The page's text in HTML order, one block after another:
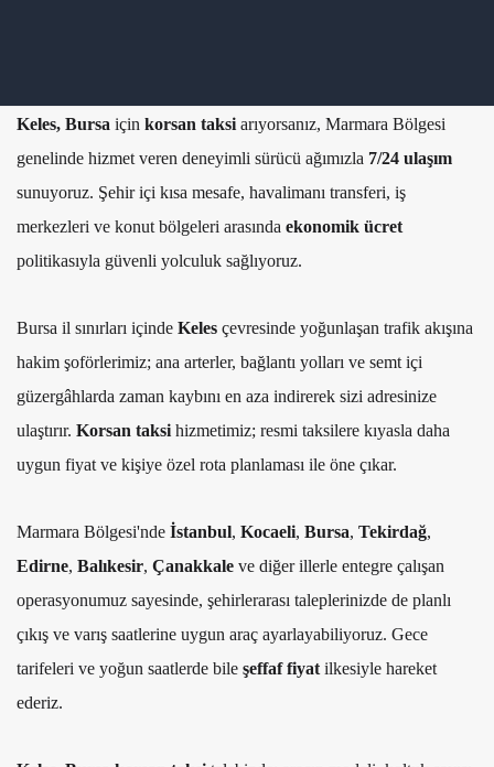
Keles, Bursa için korsan taksi arıyorsanız, Marmara Bölgesi
genelinde hizmet veren deneyimli sürücü ağımızla 7/24 ulaşım
sunuyoruz. Şehir içi kısa mesafe, havalimanı transferi, iş
merkezleri ve konut bölgeleri arasında ekonomik ücret
politikasıyla güvenli yolculuk sağlıyoruz.
Bursa il sınırları içinde Keles çevresinde yoğunlaşan trafik akışına
hakim şoförlerimiz; ana arterler, bağlantı yolları ve semt içi
güzergâhlarda zaman kaybını en aza indirerek sizi adresinize
ulaştırır. Korsan taksi hizmetimiz; resmi taksilere kıyasla daha
uygun fiyat ve kişiye özel rota planlaması ile öne çıkar.
Marmara Bölgesi'nde İstanbul, Kocaeli, Bursa, Tekirdağ,
Edirne, Balıkesir, Çanakkale ve diğer illerle entegre çalışan
operasyonumuz sayesinde, şehirlerarası taleplerinizde de planlı
çıkış ve varış saatlerine uygun araç ayarlayabiliyoruz. Gece
tarifeleri ve yoğun saatlerde bile şeffaf fiyat ilkesiyle hareket
ederiz.